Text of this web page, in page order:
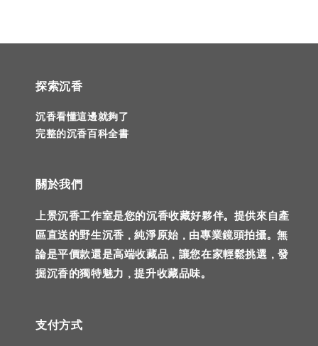
探索沉香
沉香看懂這邊就夠了
完整的沉香百科全書
關於我們
上景沉香工作室是您的沉香收藏好夥伴。提供來自產
區直送的野生沉香，純淨原始，由專業鏡頭拍攝。無
論是平價款還是高端收藏品，讓您在家輕鬆挑選，發
掘沉香的獨特魅力，提升收藏品味。
支付方式